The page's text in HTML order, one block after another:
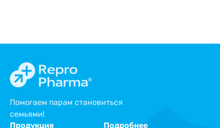
Помогаем парам становиться
семьями!
Подробнее
Продукция